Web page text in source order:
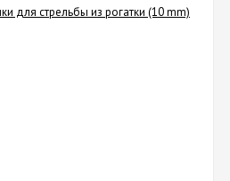
для стрельбы из рогатки (10 mm)